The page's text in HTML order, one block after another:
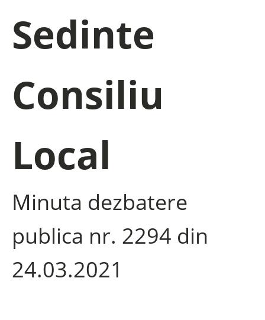
Sedinte
Consiliu
Local
Minuta dezbatere
publica nr. 2294 din
24.03.2021